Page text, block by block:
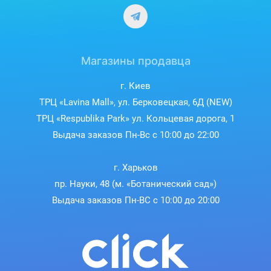
Магазины продавца
г. Киев
ТРЦ «Lavina Mall», ул. Берковецкая, 6Д (NEW)
ТРЦ «Respublika Park» ул. Кольцевая дорога, 1
Выдача заказов Пн-Вс с 10:00 до 22:00
г. Харьков
пр. Науки, 48 (м. «Ботанический сад»)
Выдача заказов Пн-ВС с 10:00 до 20:00